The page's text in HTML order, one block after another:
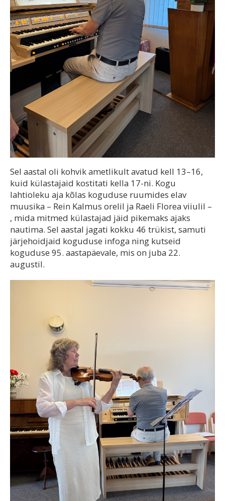
Sel aastal oli kohvik ametlikult avatud kell 13–16,
kuid külastajaid kostitati kella 17-ni. Kogu
lahtioleku aja kõlas koguduse ruumides elav
muusika – Rein Kalmus orelil ja Raeli Florea viiulil –
, mida mitmed külastajad jäid pikemaks ajaks
nautima. Sel aastal jagati kokku 46 trükist, samuti
järjehoidjaid koguduse infoga ning kutseid
koguduse 95. aastapäevale, mis on juba 22.
augustil.